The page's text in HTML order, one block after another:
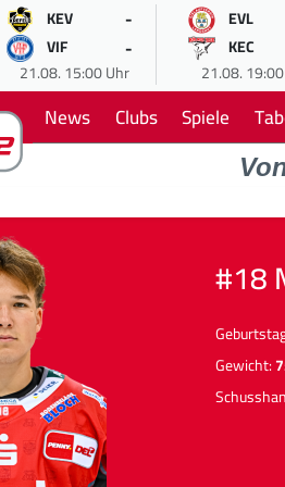
KEV -
VIF -
21.08. 15:00 Uhr
EVL
KEC
21.08.
News Clubs Spiele
#18
Gewicht: